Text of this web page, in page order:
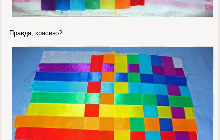
Правда, красиво?